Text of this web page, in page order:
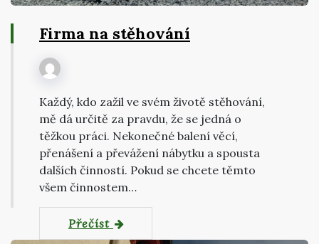
Firma na stěhování
Každý, kdo zažil ve svém životě stěhování,
mě dá určitě za pravdu, že se jedná o
těžkou práci. Nekonečné balení věcí,
přenášení a převážení nábytku a spousta
dalších činností. Pokud se chcete těmto
všem činnostem…
Přečíst